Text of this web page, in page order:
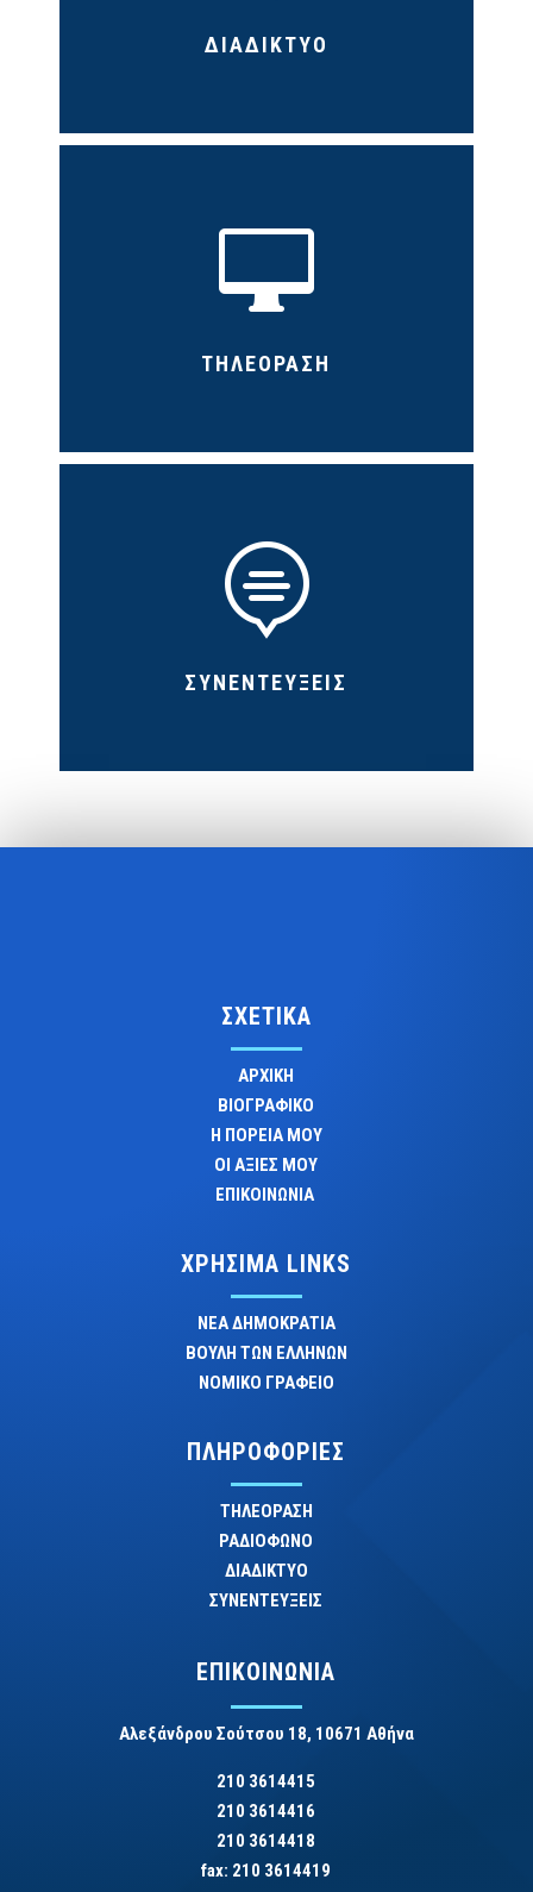
ΔΙΑΔΙΚΤΥΟ

ΤΗΛΕΟΡΑΣΗ

ΣΥΝΕΝΤΕΥΞΕΙΣ
ΣΧΕΤΙΚΑ
ΑΡΧΙΚΗ
ΒΙΟΓΡΑΦΙΚΟ
Η ΠΟΡΕΙΑ ΜΟΥ
ΟΙ ΑΞΙΕΣ ΜΟΥ
ΕΠΙΚΟΙΝΩΝΙΑ
ΧΡΗΣΙΜΑ LINKS
ΝΕΑ ΔΗΜΟΚΡΑΤΙΑ
ΒΟΥΛΗ ΤΩΝ ΕΛΛΗΝΩΝ
ΝΟΜΙΚΟ ΓΡΑΦΕΙΟ
ΠΛΗΡΟΦΟΡΙΕΣ
ΤΗΛΕΟΡΑΣΗ
ΡΑΔΙΟΦΩΝΟ
ΔΙΑΔΙΚΤΥΟ
ΣΥΝΕΝΤΕΥΞΕΙΣ
ΕΠΙΚΟΙΝΩΝΙΑ
Αλεξάνδρου Σούτσου 18, 10671 Αθήνα
210 3614415
210 3614416
210 3614418
fax: 210 3614419